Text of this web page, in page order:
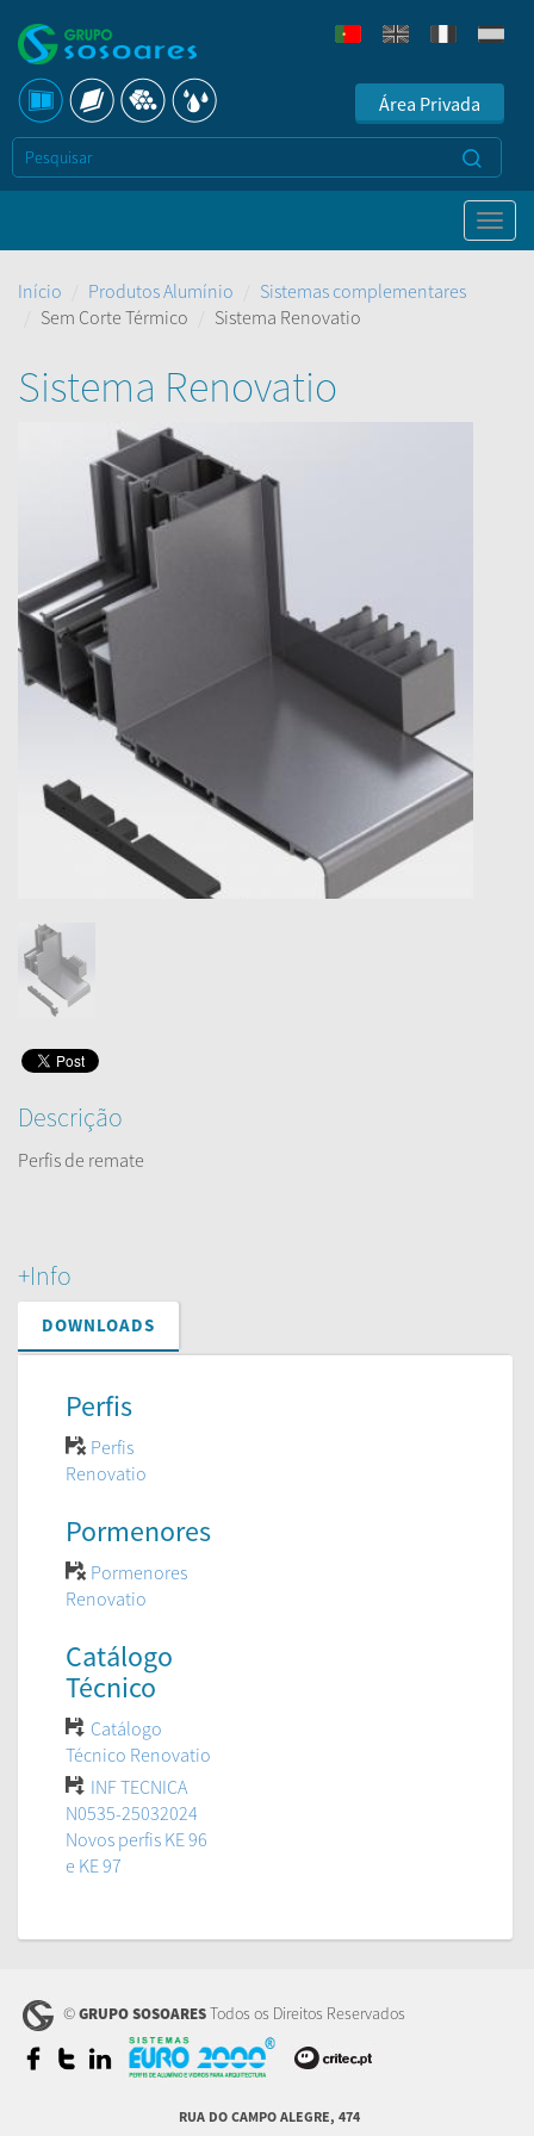
Área Privada
Início Produtos Alumínio
Sistemas complementares
Sem Corte Térmico
Sistema Renovatio
Sistema Renovatio
Descrição
Perfis de remate
+Info
DOWNLOADS
Perfis
Perfis
Renovatio
Pormenores
Pormenores
Renovatio
Catálogo
Técnico
Catálogo
Técnico Renovatio
INF TECNICA
N0535-25032024
Novos perfis KE 96
e KE 97
©GRUPO SOSOARESTodos os Direitos Reservados
RUA DO CAMPO ALEGRE, 474